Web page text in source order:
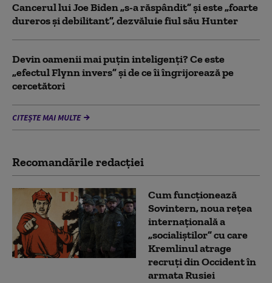
Cancerul lui Joe Biden „s-a răspândit” şi este „foarte
dureros și debilitant”, dezvăluie fiul său Hunter
Devin oamenii mai puțin inteligenți? Ce este
„efectul Flynn invers” și de ce îi îngrijorează pe
cercetători
CITEȘTE MAI MULTE
Recomandările redacţiei
Cum funcționează
Sovintern, noua rețea
internațională a
„socialiștilor” cu care
Kremlinul atrage
recruți din Occident în
armata Rusiei